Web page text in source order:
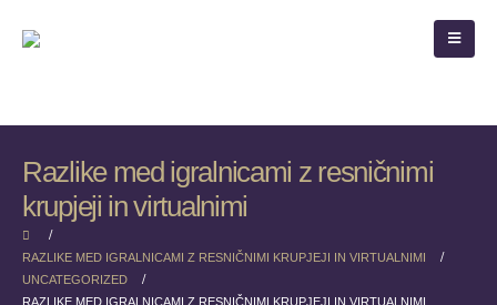
Razlike med igralnicami z resničnimi
krupjeji in virtualnimi
RAZLIKE MED IGRALNICAMI Z RESNIČNIMI KRUPJEJI IN VIRTUALNIMI
UNCATEGORIZED
RAZLIKE MED IGRALNICAMI Z RESNIČNIMI KRUPJEJI IN VIRTUALNIMI